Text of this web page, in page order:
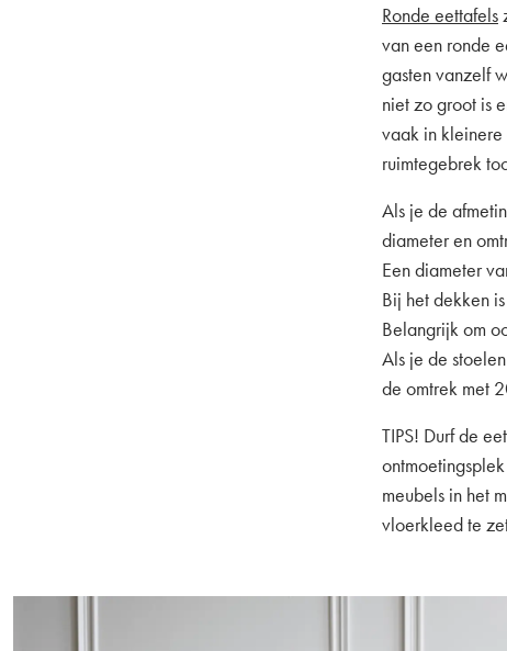
Ronde eettafels
van een ronde
gasten vanzelf
niet zo groot is
vaak in kleinere
ruimtegebrek
Als je de
diameter en
Een diameter
Bij het dekken
Belangrijk om
Als je de
de omtrek met
TIPS! Durf de
meubels in het
vloerkleed te